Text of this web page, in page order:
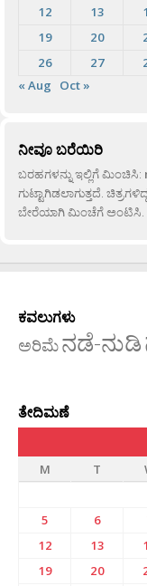
12
13
19
20
26
27
« Aug
Oct »
ನೀವೂ ಬರೆಯಿರಿ
ಬರಹಗಳನ್ನು ಇಲ್ಲಿಗೆ ಮಿಂಚಿಸಿ:
ಗುಟ್ಟಾಗಿಡಲಾಗುತ್ತದೆ.
ಬೇರೆಯಾಗಿ ಮಿಂಚೆಗೆ ಅಂಟಿಸಿ.
ಕವಲುಗಳು
ಅರಿಮೆನಡೆ-ನುಡಿ
ತೇದಿಮಣೆ
M
T
5
6
12
13
19
20